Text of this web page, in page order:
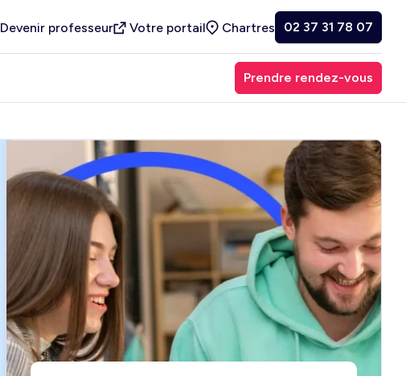
Devenir professeur Votre portail Chartres 02 37 31 78 07
Prendre rendez-vous